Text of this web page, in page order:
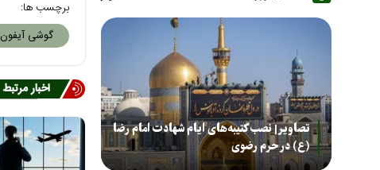
برچسب ها:
گوشی آیفون
اخبار مرتبط
تصاویر| نصب کتیبه‌های ایام شهادت امام رضا
(ع) در حرم رضوی